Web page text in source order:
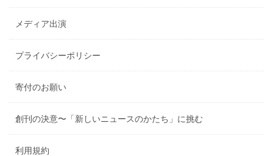
メディア出演
プライバシーポリシー
寄付のお願い
創刊の決意〜「新しいニュースのかたち」に挑む
利用規約